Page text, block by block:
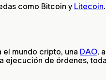
como Bitcoin y Litecoin
el mundo cripto, una DAO,
ejecución de órdenes,